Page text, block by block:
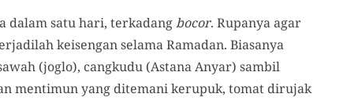
dalam satu hari, terkadangbocor. Rupanya agar
keisengan selama Ramadan. Biasanya
(joglo), cangkudu (Astana Anyar) sambil
mentimun yang ditemani kerupuk, tomat dirujak